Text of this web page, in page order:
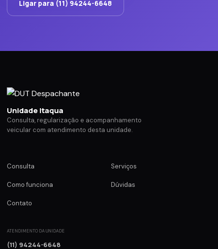
Ligar para (11) 94244-6648
Unidade Itaqua
Consulta, regularização e acompanhamento
veicular com atendimento desta unidade.
Consulta Serviços
Como funciona Dúvidas
Contato
ATENDIMENTO DA UNIDADE
(11) 94244-6648